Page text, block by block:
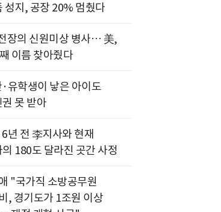
성지, 공장 20% 멈췄다
장의 신원미상 병사… 美,
이름 찾아줬다
유학생이 낳은 아이도
못 받아
년 전 李지사와 현재
180도 달라진 곳간 사정
"국가직 소방공무원
, 경기도가 1조원 이상